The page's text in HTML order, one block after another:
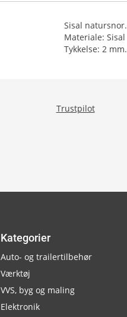
Sisal natursnor.
Materiale: Sisal
Tykkelse: 2 mm.
Trustpilot
Kategorier
Auto- og trailertilbehør
Værktøj
VVS, byg og maling
Elektronik